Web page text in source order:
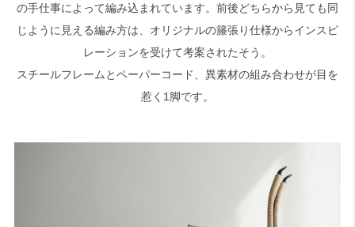
の手仕事によって編み込まれています。前後どちらから見ても同
じように見える編み方は、オリジナルの籐張り仕様からインスピ
レーションを受けて考案されたそう。
スチールフレームとペーパーコード、異素材の組み合わせが目を
惹く1脚です。